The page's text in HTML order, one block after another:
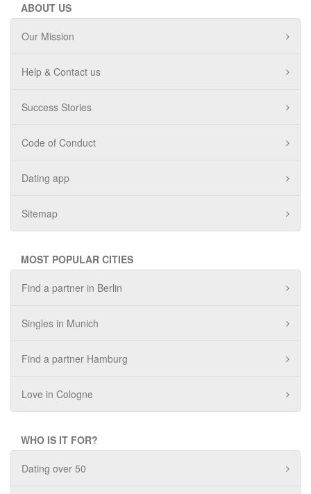
ABOUT US
Our Mission
Help & Contact us
Success Stories
Code of Conduct
Dating app
Sitemap
MOST POPULAR CITIES
Find a partner in Berlin
Singles in Munich
Find a partner Hamburg
Love in Cologne
WHO IS IT FOR?
Dating over 50